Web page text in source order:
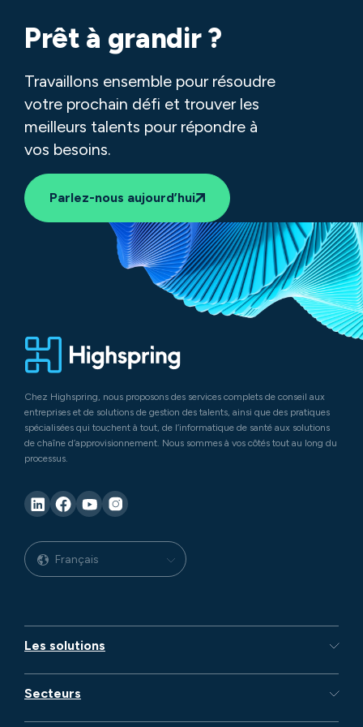
Prêt à grandir ?
Travaillons ensemble pour résoudre
votre prochain défi et trouver les
meilleurs talents pour répondre à
vos besoins.
Parlez-nous aujourd’hui
Chez Highspring, nous proposons des services complets de conseil aux
entreprises et de solutions de gestion des talents, ainsi que des pratiques
spécialisées qui touchent à tout, de l’informatique de santé aux solutions
de chaîne d’approvisionnement. Nous sommes à vos côtés tout au long du
processus.
Français
Les solutions
Secteurs